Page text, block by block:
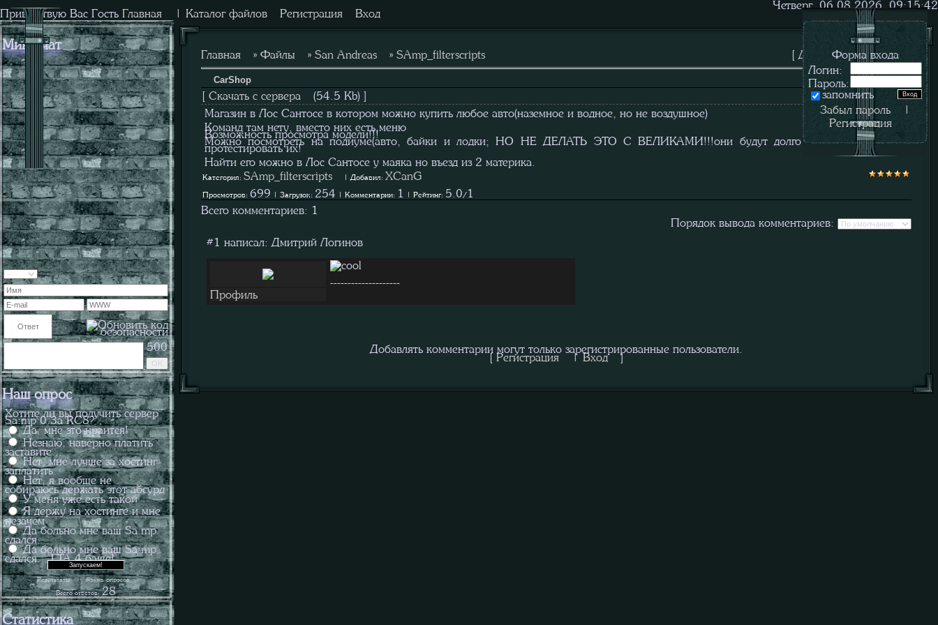
Четверг, 06.08.2026, 09:15:42
Приветствую Вас Гость Главная Каталог файлов Регистрация Вход
Форма входа
Логин:
Пароль:
запомнить
Забыл пароль
Регистрация
Мини-чат
500
Наш опрос
Хотите ли вы получить сервер
Sa:mp 0.3a RC8?
Да, мне это нраится!
Незнаю, наверно платить
заставите...
Нет, мне лучше за хостинг
заплатить
Нет, я вообще не
собираюсь держать этот абсурд
У меня уже есть такой
Я держу на хостинге и мне
незачем
Да больно мне ваш Sa:mp
сдался.
Да больно мне ваш Sa:mp
сдался... ГТА 4 баще!
Результаты ·Архив опросов
Всего ответов:28
Статистика
Главная » Файлы » San Andreas » SAmp_filterscripts [ Добавить материал
CarShop
[ Скачать с сервера (54.5 Kb) ] 19.09.2009, 21:30:02
Магазин в Лос Сантосе в котором можно купить любое авто(наземное и водное, но не воздушное)
Команд там нету, вместо них есть меню
Возможность просмотра модели!!!
Можно посмотреть на подиуме(авто, байки и лодки; НО НЕ ДЕЛАТЬ ЭТО С ВЕЛИКАМИ!!!они будут долго крутиться) а также
протестировать их!
Найти его можно в Лос Сантосе у маяка но въезд из 2 материка.
Категория: SAmp_filterscripts | Добавил: XCanG
Просмотров: 699 | Загрузок: 254 | Комментарии: 1 | Рейтинг: 5.0 / 1
Всего комментариев:
1
Порядок вывода комментариев:
#1 написал: Дмитрий Логинов
Профиль
--------------------
Добавлять комментарии могут только зарегистрированные пользователи.
[ Регистрация | Вход ]